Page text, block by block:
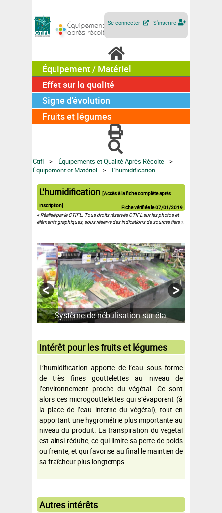
Se connecter - S'inscrire
Équipement / Matériel
Effet sur la qualité
Signe d'évolution
Fruits et légumes
Ctifl
Équipements et Qualité Après Récolte
Équipement et Matériel
L'humidification
L'humidification [Accès à la fiche complète après
inscription]
Fiche vérifiée le07/01/2019
« Réalisé par le CTIFL. Tous droits réservés CTIFL sur les photos et
éléments graphiques, sous réserve des indications de sources tiers ».
Système de nébulisation sur étal
Intérêt pour les fruits et légumes
L’humidification apporte de l’eau sous forme
de très fines gouttelettes au niveau de
l’environnement proche du végétal. Ce sont
alors ces microgouttelettes qui s’évaporent (à
la place de l’eau interne du végétal), tout en
apportant une hygrométrie plus importante au
niveau du produit. La transpiration du végétal
est ainsi réduite, ce qui limite sa perte de poids
ou freinte, et qui favorise au final le maintien de
sa fraîcheur plus longtemps.
Autres intérêts